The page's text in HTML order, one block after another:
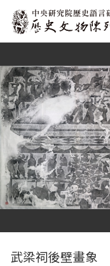
:::
武梁祠後壁畫象